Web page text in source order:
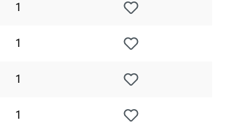
1
1
1
1